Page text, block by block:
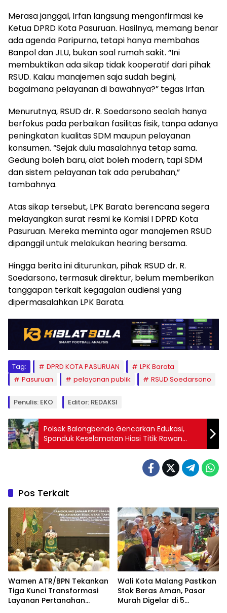
Merasa janggal, Irfan langsung mengonfirmasi ke
Ketua DPRD Kota Pasuruan. Hasilnya, memang benar
ada agenda Paripurna, tetapi hanya membahas
Banpol dan JLU, bukan soal rumah sakit. “Ini
membuktikan ada sikap tidak kooperatif dari pihak
RSUD. Kalau manajemen saja sudah begini,
bagaimana pelayanan di bawahnya?” tegas Irfan.
Menurutnya, RSUD dr. R. Soedarsono seolah hanya
berfokus pada perbaikan fasilitas fisik, tanpa adanya
peningkatan kualitas SDM maupun pelayanan
konsumen. “Sejak dulu masalahnya tetap sama.
Gedung boleh baru, alat boleh modern, tapi SDM
dan sistem pelayanan tak ada perubahan,”
tambahnya.
Atas sikap tersebut, LPK Barata berencana segera
melayangkan surat resmi ke Komisi I DPRD Kota
Pasuruan. Mereka meminta agar manajemen RSUD
dipanggil untuk melakukan hearing bersama.
Hingga berita ini diturunkan, pihak RSUD dr. R.
Soedarsono, termasuk direktur, belum memberikan
tanggapan terkait kegagalan audiensi yang
dipermasalahkan LPK Barata.
Tag: DPRD KOTA PASURUAN
LPK Barata
Pasuruan
pelayanan publik RSUD Soedarsono
Penulis: EKO Editor: REDAKSI
Polsek Balongbendo Gencarkan Edukasi,
Spanduk Keselamatan Hiasi Titik Rawan
Kecelakaan
Pos Terkait
Wamen ATR/BPN Tekankan
Tiga Kunci Transformasi
Layanan Pertanahan
Wali Kota Malang Pastikan
Stok Beras Aman, Pasar
Murah Digelar di 5